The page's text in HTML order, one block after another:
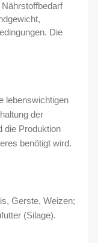
Die
lebenswichtigen
der
die Produktion
benötigt wird.
Gerste, Weizen;
(Silage).